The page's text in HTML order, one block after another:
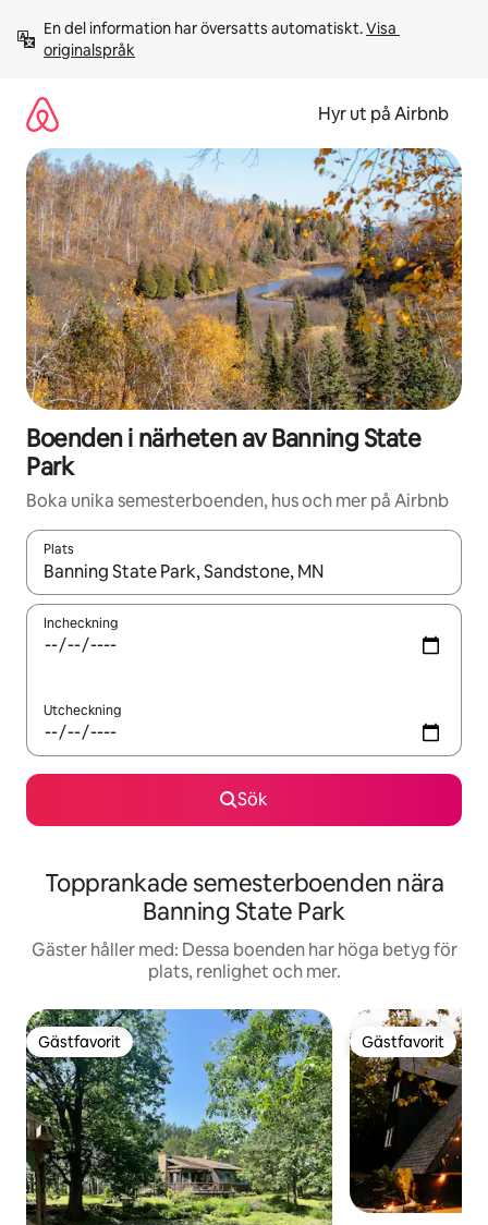
innehåll
En del information har översatts automatiskt. Visa
originalspråk
Hyr ut på Airbnb
Boenden i närheten av Banning State
Park
Boka unika semesterboenden, hus och mer på Airbnb
Plats
När resultaten är tillgängliga kan du navigera med upp- och
Incheckning
Utcheckning
Sök
Topprankade semesterboenden nära
Banning State Park
Gäster håller med: Dessa boenden har höga betyg för
plats, renlighet och mer.
Gästfavorit
Gästfavorit Gästfavorit
Gästfavorit